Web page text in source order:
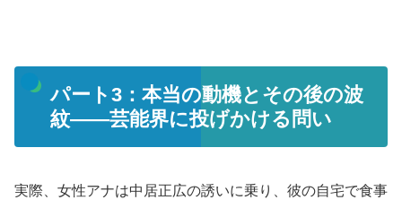
パート3：本当の動機とその後の波
紋――芸能界に投げかける問い
実際、女性アナは中居正広の誘いに乗り、彼の自宅で食事